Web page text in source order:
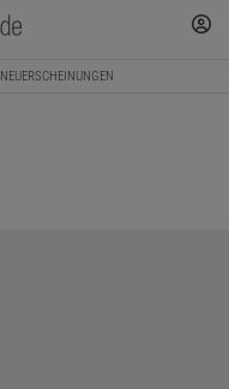
NEUERSCHEINUNGEN